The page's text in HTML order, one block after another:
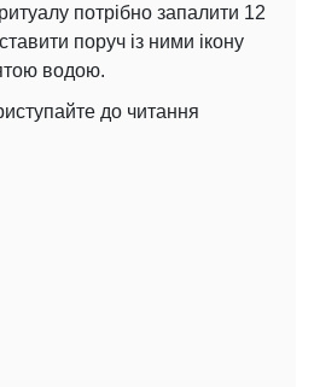
потрібно запалити 12
поруч із ними ікону
водою.
до читання